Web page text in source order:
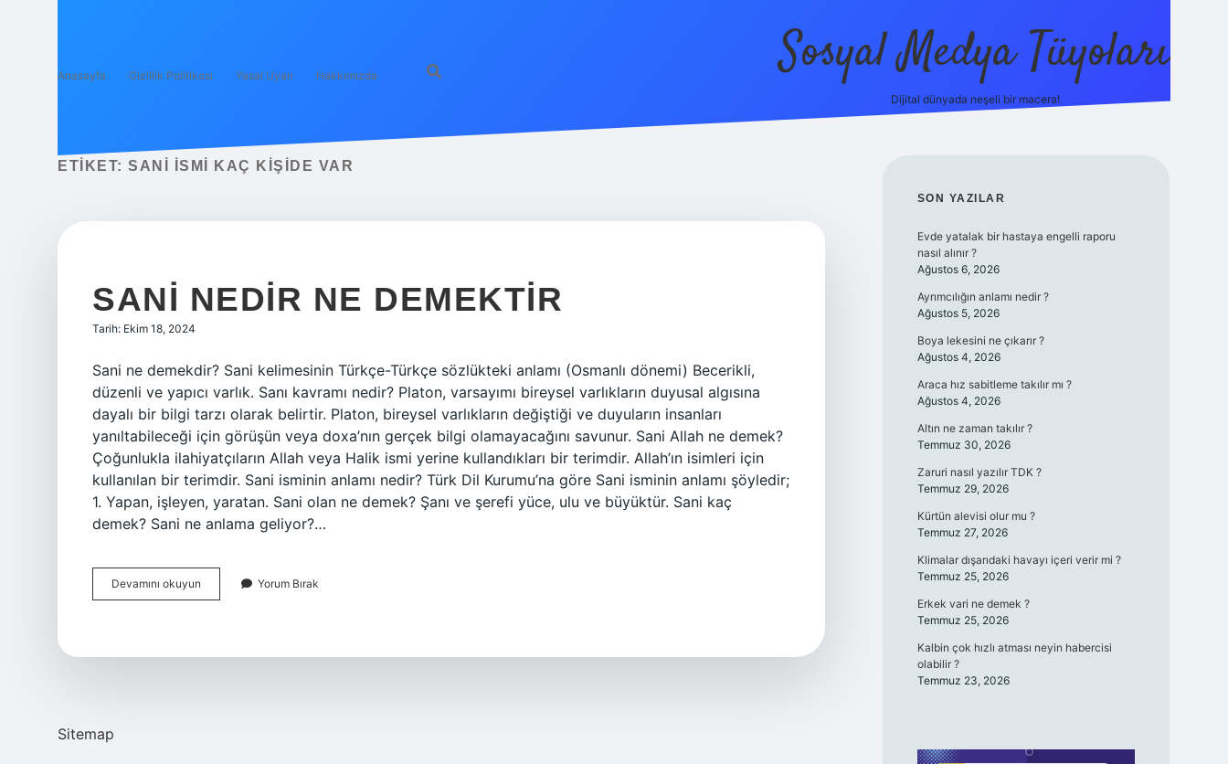
Anasayfa Gizlilik Politikası Yasal Uyarı Hakkımızda Sosyal Medya Tüyoları
Dijital dünyada neşeli bir macera!
ETIKET: SANI ISMI KAÇ KIŞIDE VAR
SANI NEDIR NE DEMEKTIR
Tarih: Ekim 18, 2024
Sani ne demekdir? Sani kelimesinin Türkçe-Türkçe sözlükteki anlamı (Osmanlı dönemi) Becerikli,
düzenli ve yapıcı varlık. Sanı kavramı nedir? Platon, varsayımı bireysel varlıkların duyusal algısına
dayalı bir bilgi tarzı olarak belirtir. Platon, bireysel varlıkların değiştiği ve duyuların insanları
yanıltabileceği için görüşün veya doxa’nın gerçek bilgi olamayacağını savunur. Sani Allah ne demek?
Çoğunlukla ilahiyatçıların Allah veya Halik ismi yerine kullandıkları bir terimdir. Allah’ın isimleri için
kullanılan bir terimdir. Sani isminin anlamı nedir? Türk Dil Kurumu’na göre Sani isminin anlamı şöyledir;
1. Yapan, işleyen, yaratan. Sani olan ne demek? Şanı ve şerefi yüce, ulu ve büyüktür. Sani kaç
demek? Sani ne anlama geliyor?…
Devamını okuyun
Nedir
Yorum Bırak
Sitemap
SIDEBAR
SON YAZILAR
Evde yatalak bir hastaya engelli raporu
nasıl alınır ?
Ağustos 6, 2026
Ayrımcılığın anlamı nedir ?
Ağustos 5, 2026
Boya lekesini ne çıkarır ?
Ağustos 4, 2026
Araca hız sabitleme takılır mı ?
Ağustos 4, 2026
Altın ne zaman takılır ?
Temmuz 30, 2026
Zaruri nasıl yazılır TDK ?
Temmuz 29, 2026
Kürtün alevisi olur mu ?
Temmuz 27, 2026
Klimalar dışarıdaki havayı içeri verir mi ?
Temmuz 25, 2026
Erkek vari ne demek ?
Temmuz 25, 2026
Kalbin çok hızlı atması neyin habercisi
olabilir ?
Temmuz 23, 2026